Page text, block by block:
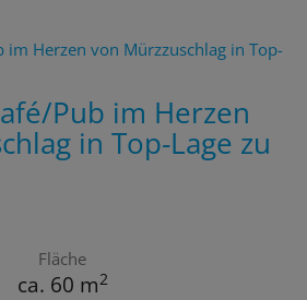
Pub im Herzen
in Top-Lage zu
Fläche
ca. 60 m2